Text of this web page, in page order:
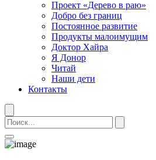
Проект «Дерево в раю»
Добро без границ
Постоянное развитие
Продукты малоимущим
Доктор Хайра
Я Донор
Читай
Наши дети
Контакты